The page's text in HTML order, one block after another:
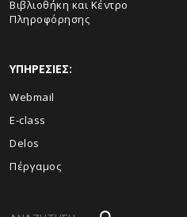
Βιβλιοθήκη και Κέντρο
Πληροφόρησης
ΥΠΗΡΕΣΙΕΣ:
Webmail
E-class
Delos
Πέργαμος